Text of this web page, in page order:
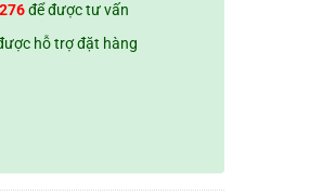
để được tư vấn
hỗ trợ đặt hàng